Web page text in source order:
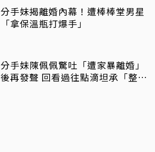
分手妹揭離婚內幕！遭棒棒堂男星
「拿保溫瓶打爆手」
分手妹陳佩佩驚吐「遭家暴離婚」
後再發聲 回看過往點滴坦承「整天